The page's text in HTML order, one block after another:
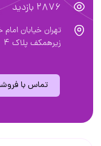
2876 بازدید
تهران خیابان
زیرهمکف پلاک 4
تماس با